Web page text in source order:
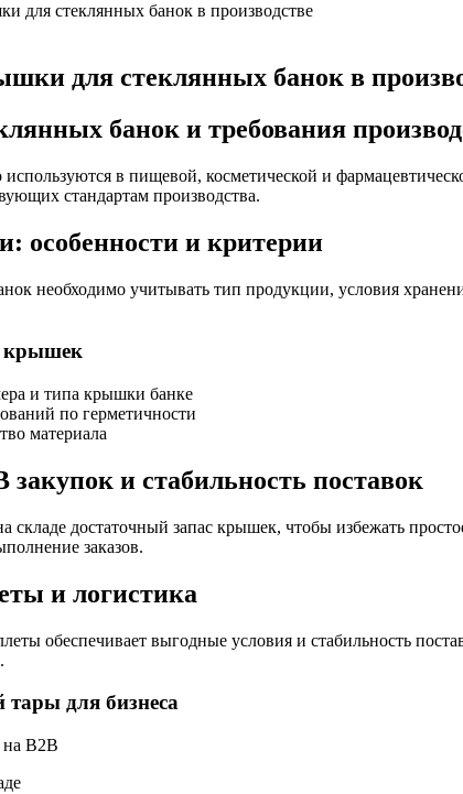
для стеклянных банок в
банок и требования
в пищевой, косметической и
стандартам производства.
особенности и критерии
необходимо учитывать тип продукции, условия
крышек
и типа крышки банке
по герметичности
материала
закупок и стабильность поставок
складе достаточный запас крышек, чтобы избежать
заказов.
и логистика
обеспечивает выгодные условия и стабильность
тары для бизнеса
на B2B